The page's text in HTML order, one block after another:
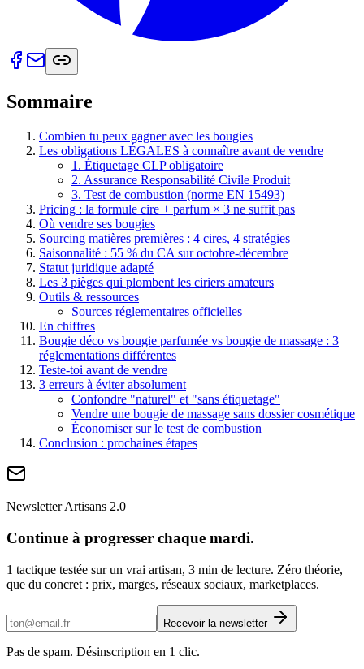
Sommaire
Combien tu peux gagner avec les bougies
Les obligations LÉGALES à connaître avant de vendre
1. Étiquetage CLP obligatoire
2. Assurance Responsabilité Civile Produit
3. Test de combustion (norme EN 15493)
Pricing : la formule cire + parfum × 3 ne suffit pas
Où vendre ses bougies
Sourcing matières premières : 4 cires, 4 stratégies
Saisonnalité : 55 % du CA sur octobre-décembre
Statut juridique adapté
Les 3 pièges qui plombent les ciriers amateurs
Outils & ressources
Sources réglementaires officielles
En chiffres
Bougie déco vs bougie parfumée vs bougie de massage : 3
réglementations différentes
Teste-toi avant de vendre
3 erreurs à éviter absolument
Confondre "naturel" et "sans étiquetage"
Vendre une bougie de massage sans dossier cosmétique
Économiser sur le test de combustion
Conclusion : prochaines étapes
Newsletter Artisans 2.0
Continue à progresser chaque mardi.
1 tactique testée sur un vrai artisan, 3 min de lecture. Zéro théorie,
que du concret : prix, marges, réseaux sociaux, marketplaces.
Recevoir la newsletter
Pas de spam. Désinscription en 1 clic.